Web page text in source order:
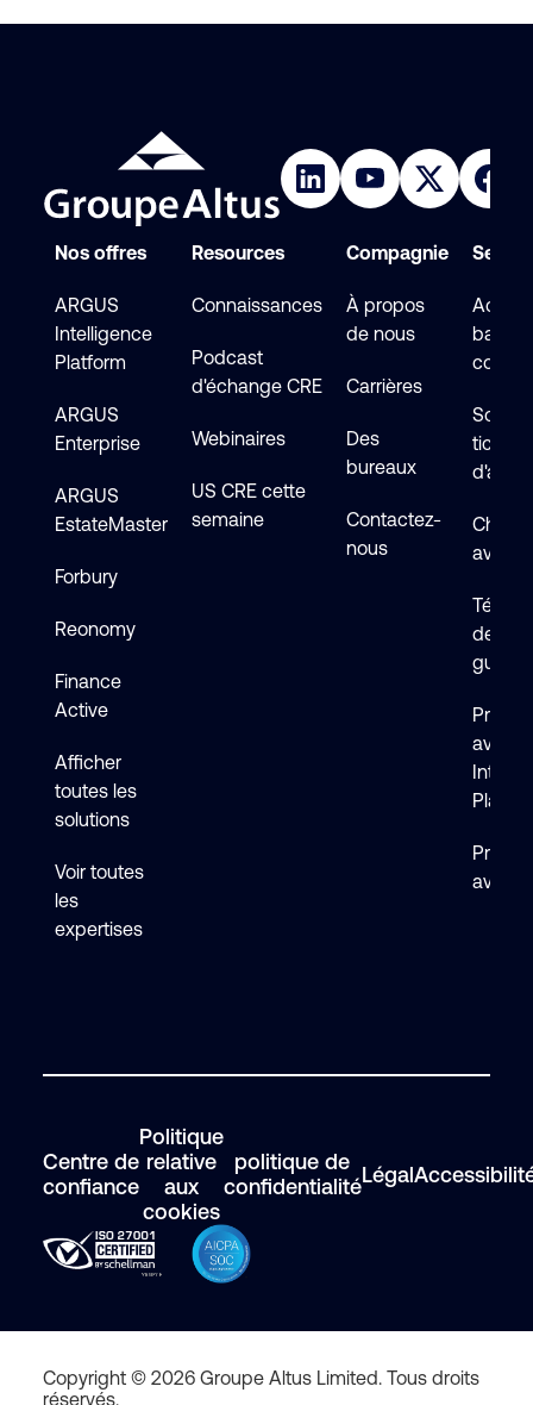
Nos offres
ARGUS
Intelligence
Platform
ARGUS
Enterprise
ARGUS
EstateMaster
Forbury
Reonomy
Finance
Active
Afficher
toutes les
solutions
Voir toutes
les
expertises
Resources
Connaissances
Podcast
d'échange CRE
Webinaires
US CRE cette
semaine
Compagnie
À propos
de nous
Carrières
Des
bureaux
Contactez-
nous
base
ticket
Chat
avec
de
guides
avec
avec
Centre de
confiance
Politique
relative
aux
cookies
politique de
confidentialitéLégal
Copyright © 2026 Groupe Altus Limited. Tous droits
réservés.